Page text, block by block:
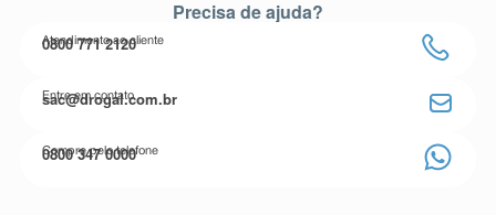
Precisa de ajuda?
Atendimento ao cliente
0800 771 2120
Entre em contato
sac@drogal.com.br
Compre pelo telefone
0800 347 0000